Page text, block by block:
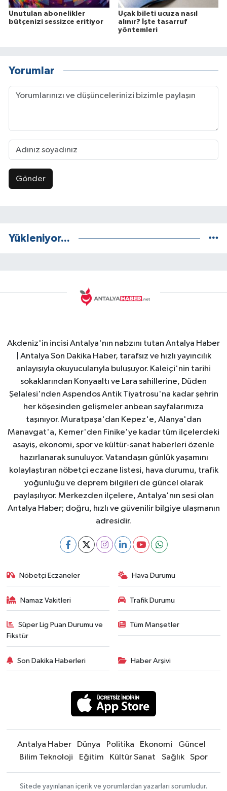
Unutulan abonelikler
bütçenizi sessizce eritiyor
Uçak bileti ucuza nasıl
alınır? İşte tasarruf
yöntemleri
Yorumlar
Gönder
Yükleniyor...
Akdeniz'in incisi Antalya'nın nabzını tutan Antalya Haber
| Antalya Son Dakika Haber, tarafsız ve hızlı yayıncılık
anlayışıyla okuyucularıyla buluşuyor. Kaleiçi'nin tarihi
sokaklarından Konyaaltı ve Lara sahillerine, Düden
Şelalesi'nden Aspendos Antik Tiyatrosu'na kadar şehrin
her köşesinden gelişmeler anbean sayfalarımıza
taşınıyor. Muratpaşa'dan Kepez'e, Alanya'dan
Manavgat'a, Kemer'den Finike'ye kadar tüm ilçelerdeki
asayiş, ekonomi, spor ve kültür-sanat haberleri özenle
hazırlanarak sunuluyor. Vatandaşın günlük yaşamını
kolaylaştıran nöbetçi eczane listesi, hava durumu, trafik
yoğunluğu ve deprem bilgileri de güncel olarak
paylaşılıyor. Merkezden ilçelere, Antalya'nın sesi olan
Antalya Haber; doğru, hızlı ve güvenilir bilgiye ulaşmanın
adresidir.
Nöbetçi Eczaneler Hava Durumu
Namaz Vakitleri Trafik Durumu
Süper Lig Puan Durumu ve
Fikstür
Tüm Manşetler
Son Dakika Haberleri Haber Arşivi
Antalya Haber Dünya Politika Ekonomi
Güncel
Bilim Teknoloji
Eğitim Kültür Sanat Sağlık Spor
Sitede yayınlanan içerik ve yorumlardan yazarları sorumludur.